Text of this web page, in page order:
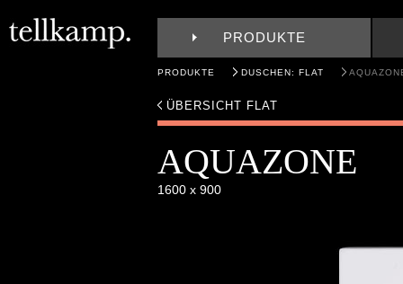
PRODUKTE
PRODUKTE DUSCHEN: FLAT
ÜBERSICHT FLAT
AQUAZONE
1600 x 900